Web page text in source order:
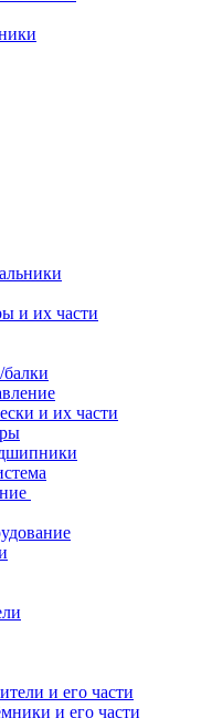
и их части
и их части
и его части
и его части